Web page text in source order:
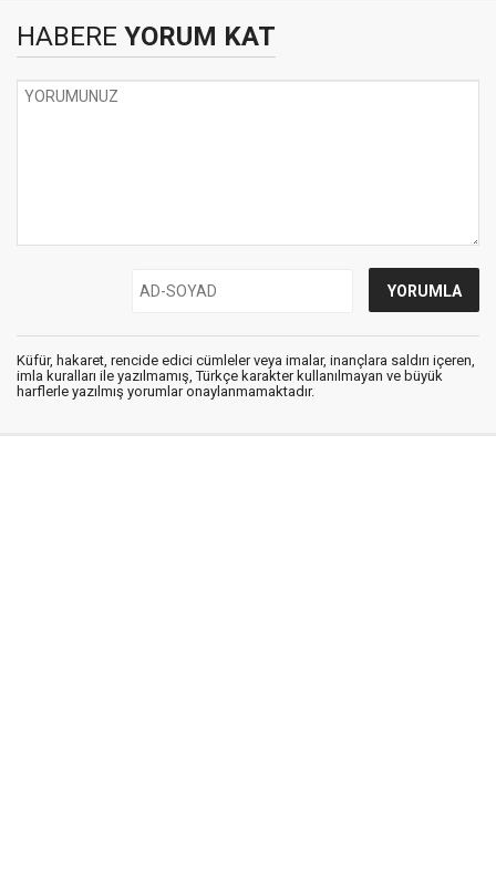
HABERE YORUM KAT
Küfür, hakaret, rencide edici cümleler veya imalar, inançlara saldırı içeren,
imla kuralları ile yazılmamış, Türkçe karakter kullanılmayan ve büyük
harflerle yazılmış yorumlar onaylanmamaktadır.